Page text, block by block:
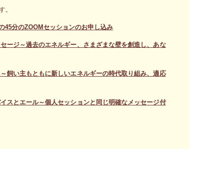
。
45分のZOOMセッションのお申し込み
ージ～過去のエネルギー、さまざまな壁を創造し、あな
飼い主もともに新しいエネルギーの時代取り組み、適応
スとエール～個人セッションと同じ明確なメッセージ付